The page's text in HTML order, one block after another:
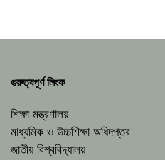
গুরুত্বপূর্ণ লিংক
শিক্ষা মন্ত্রণালয়
মাধ্যমিক ও উচ্চশিক্ষা অধিদপ্তর
জাতীয় বিশ্ববিদ্যালয়